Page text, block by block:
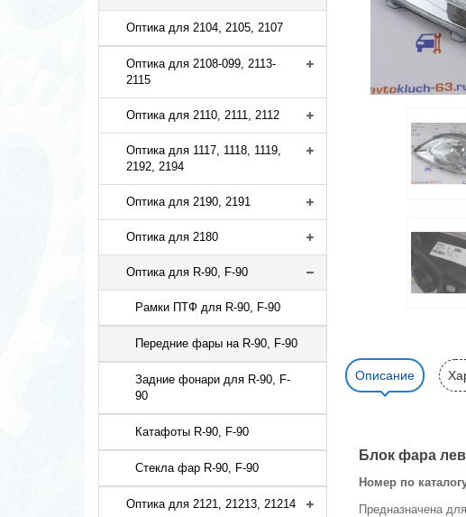
Оптика для 2104, 2105, 2107
Оптика для 2108-099, 2113-
2115
Оптика для 2110, 2111, 2112
Оптика для 1117, 1118, 1119,
2192, 2194
Оптика для 2190, 2191
Оптика для 2180
Оптика для R-90, F-90
Рамки ПТФ для R-90, F-90
Передние фары на R-90, F-90
Задние фонари для R-90, F-
90
Катафоты R-90, F-90
Стекла фар R-90, F-90
Оптика для 2121, 21213, 21214
Описание
Блок фара
Номер по
Предназначена